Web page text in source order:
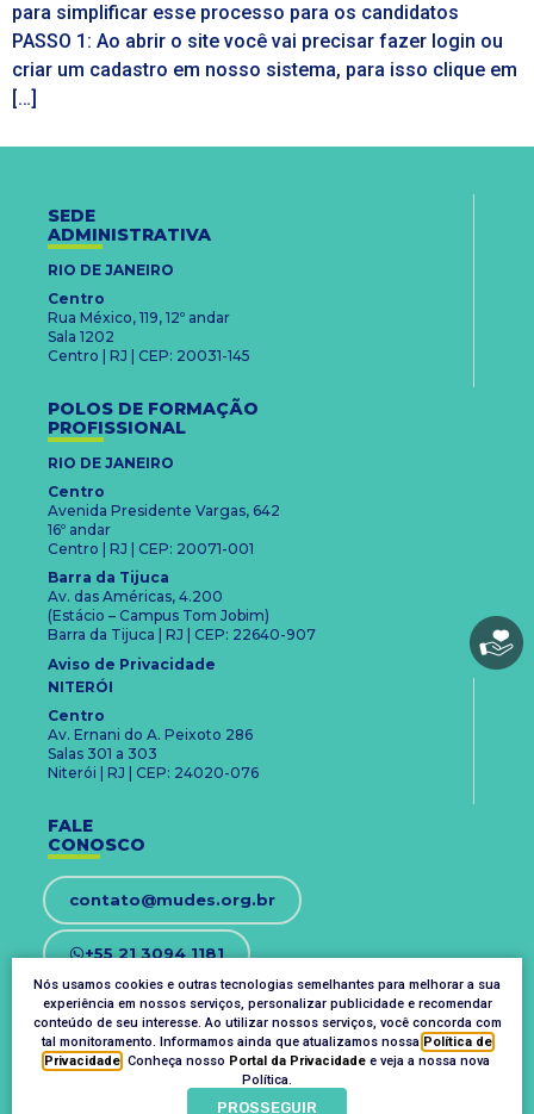
para simplificar esse processo para os candidatos
PASSO 1: Ao abrir o site você vai precisar fazer login ou
criar um cadastro em nosso sistema, para isso clique em
[…]
SEDE
ADMINISTRATIVA
RIO DE JANEIRO
Centro
Rua México, 119, 12º andar
Sala 1202
Centro | RJ | CEP: 20031-145
POLOS DE FORMAÇÃO
PROFISSIONAL
RIO DE JANEIRO
Centro
Avenida Presidente Vargas, 642
16º andar
Centro | RJ | CEP: 20071-001
Barra da Tijuca
Av. das Américas, 4.200
(Estácio – Campus Tom Jobim)
Barra da Tijuca | RJ | CEP: 22640-907
Aviso de Privacidade
NITERÓI
Centro
Av. Ernani do A. Peixoto 286
Salas 301 a 303
Niterói | RJ | CEP: 24020-076
FALE
CONOSCO
contato@mudes.org.br
+55 21 3094 1181
OUVIDORIA
ouvidoria@mudes.org.br
Nós usamos cookies e outras tecnologias semelhantes para melhorar a sua
experiência em nossos serviços, personalizar publicidade e recomendar
conteúdo de seu interesse. Ao utilizar nossos serviços, você concorda com
tal monitoramento. Informamos ainda que atualizamos nossa Política de
Privacidade . Conheça nosso Portal da Privacidade e veja a nossa nova
Política.
PROSSEGUIR